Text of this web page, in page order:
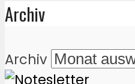
Archiv
Archiv